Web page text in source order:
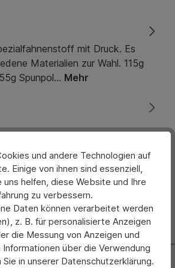
mit Druck. Es
Materialien zur Wahl. 115g
Spunpol… Mehr
Newsletter
und andere Technologien auf
Einige von ihnen sind essenziell,
uns helfen, diese Website und Ihre
zu verbessern.
Daten können verarbeitet werden
z. B. für personalisierte Anzeigen
die Messung von Anzeigen und
Informationen über die Verwendung
in unserer Datenschutzerklärung.